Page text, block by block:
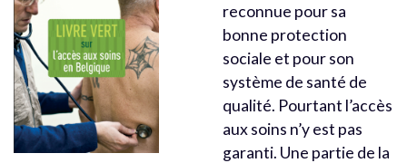
reconnue pour sa
bonne protection
sociale et pour son
système de santé de
qualité. Pourtant l’accès
aux soins n’y est pas
garanti. Une partie de la